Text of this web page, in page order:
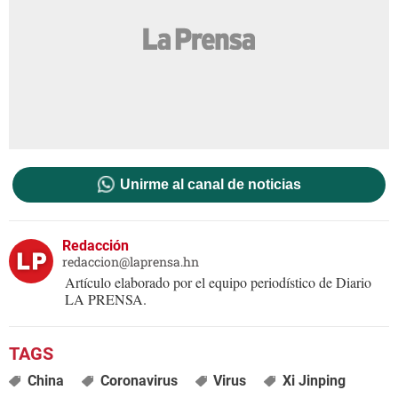
Unirme al canal de noticias
Redacción
redaccion@laprensa.hn
Artículo elaborado por el equipo periodístico de Diario
LA PRENSA.
China Coronavirus Virus Xi Jinping